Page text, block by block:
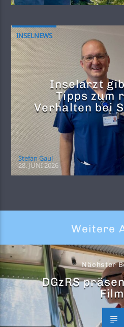
INSELNEWS
Inselarzt
Tipps zum
Verhalten bei
Stefan Gaul
28. JUNI 2026
Weitere
Nächster
DGzRS